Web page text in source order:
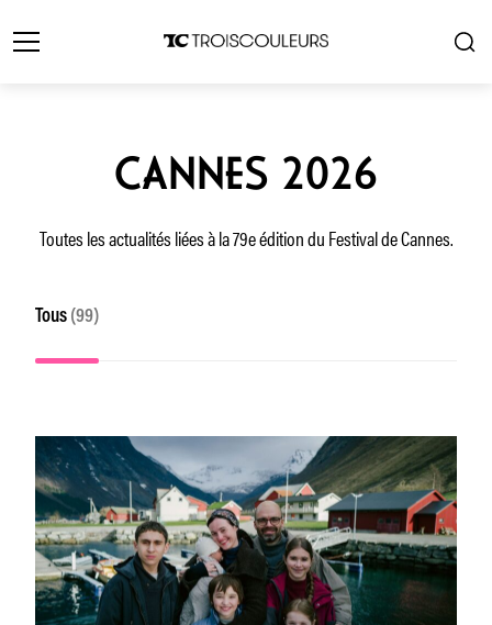
CANNES 2026
Toutes les actualités liées à la 79e édition du Festival de Cannes.
Tous (99)